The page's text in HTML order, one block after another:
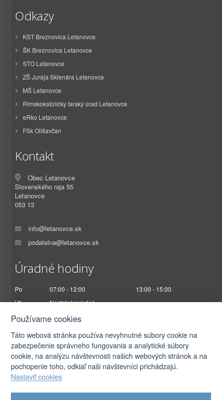
Odkazy
KST Breznovica Letanovce
ŠK Breznovica Letanovce
STO Letanovce
ZŠ Juraja Sklenára Letanovce
MŠ Letanovce
Rímskokatolícky farský úrad Letanovce
eRko Letanovce
FSk Olišavčan
Kontakt
Obec Letanovce
Slovenského raja 55
Letanovce
053 13
info@letanovce.sk
podatelna@letanovce.sk
Úradné hodiny
Po 07:00 - 12:00
13:00 - 15:00
Ut
Nestránkový deň
St
07:00 - 12:00
Pi
07:00 - 12:30
Používame cookies
Táto webová stránka používa nevyhnutné súbory cookie na
zabezpečenie správneho fungovania a analytické súbory
cookie, na analýzu návštevnosti našich webových stránok a na
pochopenie toho, odkiaľ naši návštevníci prichádzajú.
Nastaviť cookies